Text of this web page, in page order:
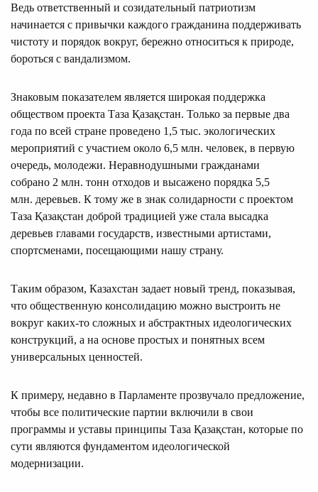
Ведь ответственный и созидательный патриотизм
начинается с привычки каждого гражданина поддерживать
чистоту и порядок вокруг, бережно относиться к природе,
бороться с вандализмом.
Знаковым показателем является широкая поддержка
обществом проекта Таза Қазақстан. Только за первые два
года по всей стране проведено 1,5 тыс. экологических
мероприятий с участием около 6,5 млн. человек, в первую
очередь, молодежи. Неравнодушными гражданами
собрано 2 млн. тонн отходов и высажено порядка 5,5
млн. деревьев. К тому же в знак солидарности с проектом
Таза Қазақстан доброй традицией уже стала высадка
деревьев главами государств, известными артистами,
спортсменами, посещающими нашу страну.
Таким образом, Казахстан задает новый тренд, показывая,
что общественную консолидацию можно выстроить не
вокруг каких-то сложных и абстрактных идеологических
конструкций, а на основе простых и понятных всем
универсальных ценностей.
К примеру, недавно в Парламенте прозвучало предложение,
чтобы все политические партии включили в свои
программы и уставы принципы Таза Қазақстан, которые по
сути являются фундаментом идеологической
модернизации.